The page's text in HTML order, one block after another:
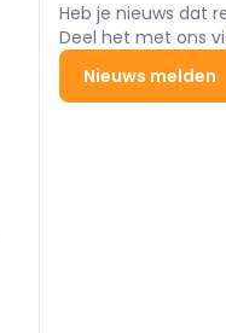
Heb je nieuws dat
Deel het met ons
Nieuws melden